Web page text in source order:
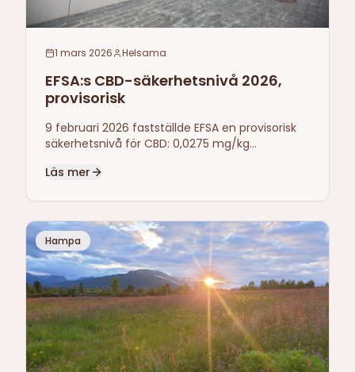
1 mars 2026 Helsama
EFSA:s CBD-säkerhetsnivå 2026,
provisorisk
9 februari 2026 fastställde EFSA en provisorisk
säkerhetsnivå för CBD: 0,0275 mg/kg
kosttillskott i Novel Food-bedömningar.
Läs mer
Hampa